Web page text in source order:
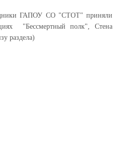
ГАПОУ СО "СТОТ" приняли
"Бессмертный полк", Стена
раздела)